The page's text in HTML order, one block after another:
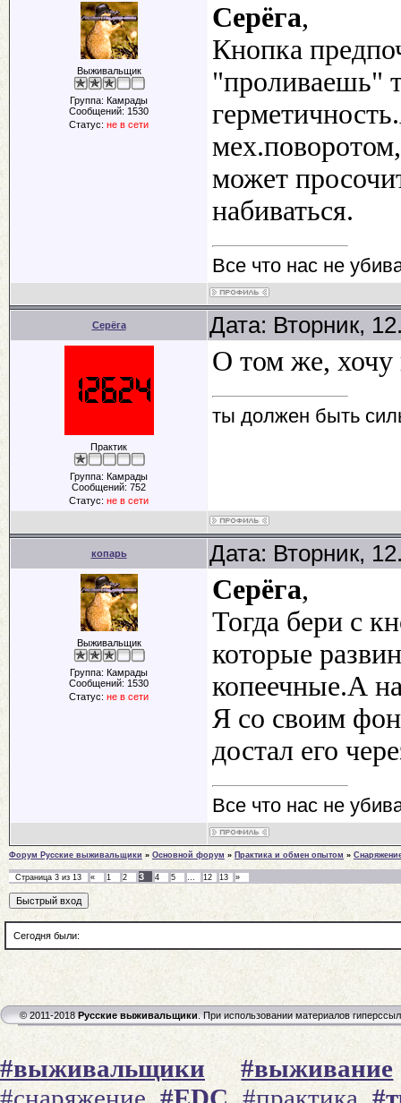
Выживальщик
Группа: Камрады
Сообщений: 1530
Статус: не в сети
Серёга,
Кнопка
"проливаешь"
может
набиваться.
Все что нас не
Серёга Дата: Вторник,
Практик
Группа: Камрады
Сообщений: 752
Статус: не в сети
О том же, хочу
ты должен быть
копарь Дата: Вторник,
Выживальщик
Группа: Камрады
Сообщений: 1530
Статус: не в сети
Серёга,
Тогда бери с
которые
копеечные.А
Я со своим
достал его
Все что нас не
Форум Русские выживальщики » Основной форум » Практика и обмен опытом »
Страница 3 из 13 « 1 2 3 4 5 12 13 »
Сегодня были:
© 2011-2018Русские выживальщики. При использовании материалов
#выживальщики
#выживание